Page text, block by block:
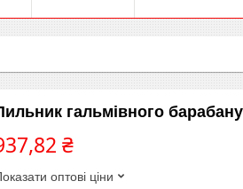
гальмівного
₴
оптові ціни